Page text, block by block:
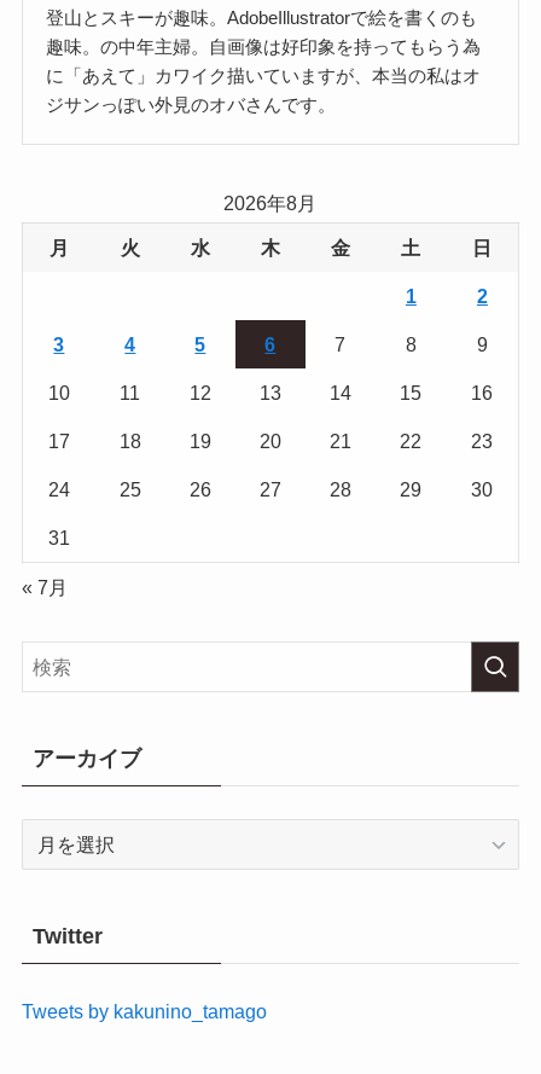
登山とスキーが趣味。AdobeIllustratorで絵を書くのも
趣味。の中年主婦。自画像は好印象を持ってもらう為
に「あえて」カワイク描いていますが、本当の私はオ
ジサンっぽい外見のオバさんです。
2026年8月
月 火 水 木 金 土 日
1 2
3 4 5 6 7 8 9
10 11 12 13 14 15 16
17 18 19 20 21 22 23
24 25 26 27 28 29 30
31
« 7月
アーカイブ
Twitter
Tweets by kakunino_tamago